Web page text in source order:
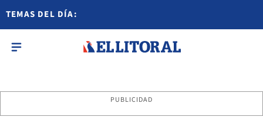
TEMAS DEL DÍA:
PUBLICIDAD